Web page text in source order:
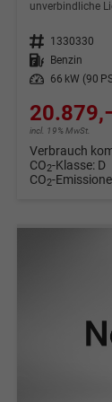
unverbindliche
Fahrzeugnr. 1330330
Kraftstoff Benzin
Leistung
66 kW (90
incl. 19% MwSt.
Verbrauch
CO2-Klasse: D
CO2-